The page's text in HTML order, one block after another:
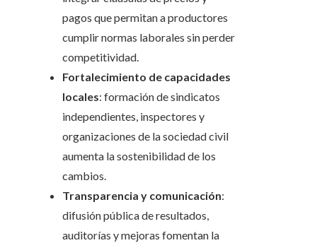
pagos que permitan a productores
cumplir normas laborales sin perder
competitividad.
Fortalecimiento de capacidades
locales: formación de sindicatos
independientes, inspectores y
organizaciones de la sociedad civil
aumenta la sostenibilidad de los
cambios.
Transparencia y comunicación:
difusión pública de resultados,
auditorías y mejoras fomentan la